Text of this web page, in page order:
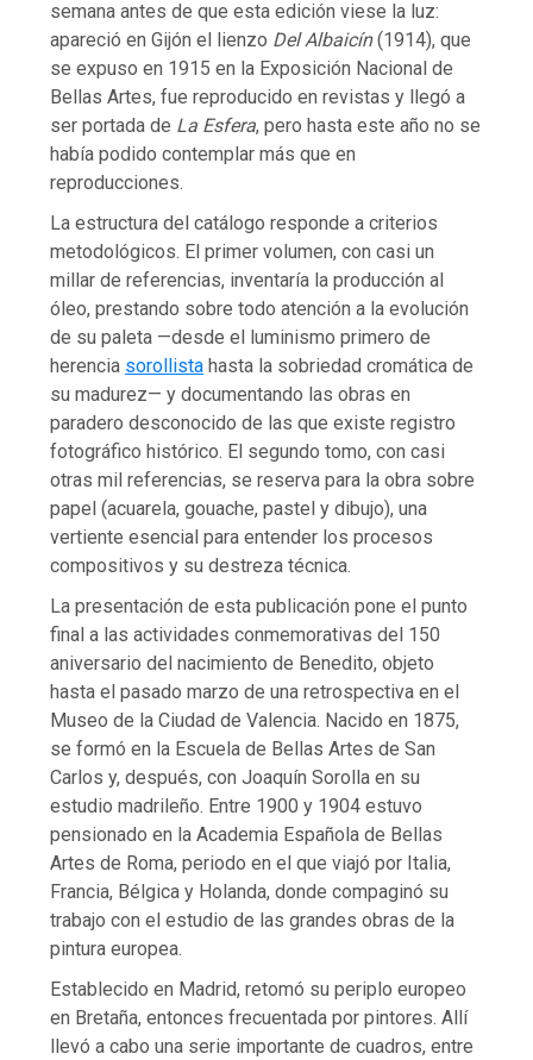
semana antes de que esta edición viese la luz:
apareció en Gijón el lienzo Del Albaicín(1914), que
se expuso en 1915 en la Exposición Nacional de
Bellas Artes, fue reproducido en revistas y llegó a
ser portada de La Esfera, pero hasta este año no se
había podido contemplar más que en
reproducciones.
La estructura del catálogo responde a criterios
metodológicos. El primer volumen, con casi un
millar de referencias, inventaría la producción al
óleo, prestando sobre todo atención a la evolución
de su paleta —desde el luminismo primero de
herencia sorollista hasta la sobriedad cromática de
su madurez— y documentando las obras en
paradero desconocido de las que existe registro
fotográfico histórico. El segundo tomo, con casi
otras mil referencias, se reserva para la obra sobre
papel (acuarela, gouache, pastel y dibujo), una
vertiente esencial para entender los procesos
compositivos y su destreza técnica.
La presentación de esta publicación pone el punto
final a las actividades conmemorativas del 150
aniversario del nacimiento de Benedito, objeto
hasta el pasado marzo de una retrospectiva en el
Museo de la Ciudad de Valencia. Nacido en 1875,
se formó en la Escuela de Bellas Artes de San
Carlos y, después, con Joaquín Sorolla en su
estudio madrileño. Entre 1900 y 1904 estuvo
pensionado en la Academia Española de Bellas
Artes de Roma, periodo en el que viajó por Italia,
Francia, Bélgica y Holanda, donde compaginó su
trabajo con el estudio de las grandes obras de la
pintura europea.
Establecido en Madrid, retomó su periplo europeo
en Bretaña, entonces frecuentada por pintores. Allí
llevó a cabo una serie importante de cuadros, entre